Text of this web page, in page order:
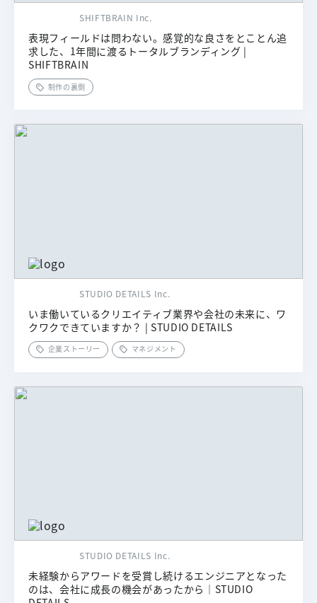
SHIFTBRAIN Inc.
表現フィールドは問わない。感覚的な良さをとことん追
求した、1年間に渡るトータルブランディング |
SHIFTBRAIN
制作の裏側
STUDIO DETAILS Inc.
いま働いているクリエイティブ業界や会社の未来に、ワ
クワクできていますか？ | STUDIO DETAILS
企業ストーリー マネジメント
STUDIO DETAILS Inc.
未経験からアワードを受賞し続けるエンジニアとなった
のは、会社に成長の機会があったから｜STUDIO